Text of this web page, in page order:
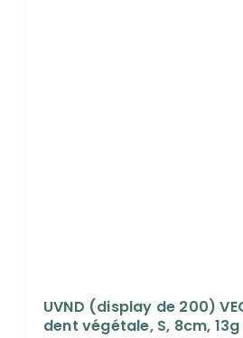
UVND (display de 200)
dent végétale, S, 8cm, 13g